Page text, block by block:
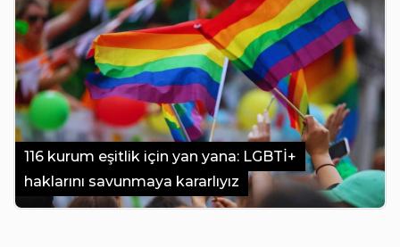
116 kurum eşitlik için yan yana: LGBTİ+
haklarını savunmaya kararlıyız